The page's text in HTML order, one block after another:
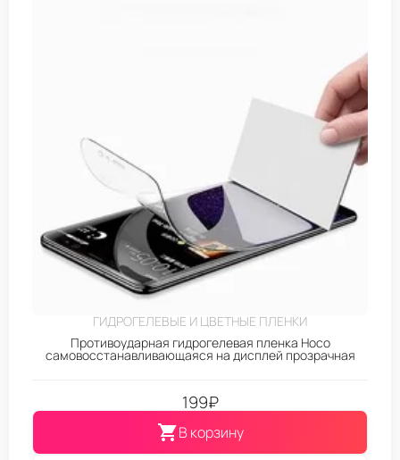
ГИДРОГЕЛЕВЫЕ И ЦВЕТНЫЕ ПЛЕНКИ
Противоударная гидрогелевая пленка Hoco
самовосстанавливающаяся на дисплей прозрачная
199₽
В корзину